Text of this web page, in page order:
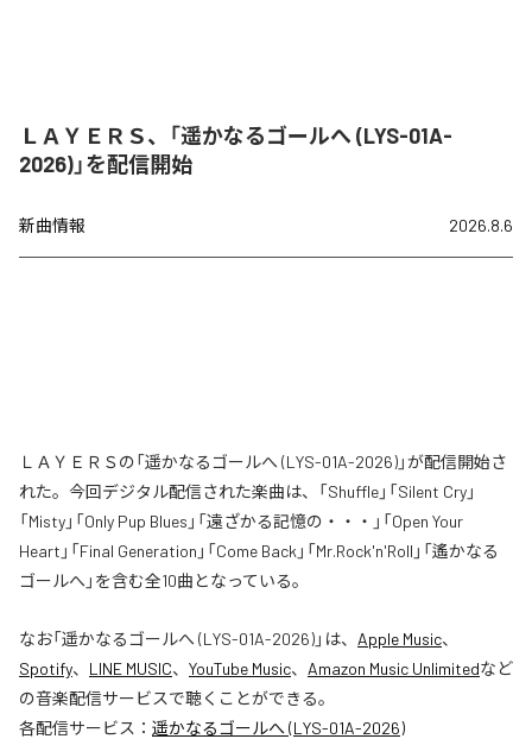
ＬＡＹＥＲＳ、「遥かなるゴールへ (LYS-01A-
2026)」を配信開始
新曲情報 2026.8.6
ＬＡＹＥＲＳの「遥かなるゴールへ (LYS-01A-2026)」が配信開始さ
れた。今回デジタル配信された楽曲は、「Shuffle」「Silent Cry」
「Misty」「Only Pup Blues」「遠ざかる記憶の・・・」「Open Your
Heart」「Final Generation」「Come Back」「Mr.Rock'n'Roll」「遙かなる
ゴールへ」を含む全10曲となっている。
なお「遥かなるゴールへ (LYS-01A-2026)」は、 Apple Music、
Spotify、 LINE MUSIC、 YouTube Music、 Amazon Music Unlimitedなど
の音楽配信サービスで聴くことができる。
各配信サービス： 遥かなるゴールへ (LYS-01A-2026)